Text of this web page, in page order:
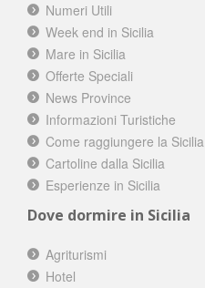
Numeri Utili
Week end in Sicilia
Mare in Sicilia
Offerte Speciali
News Province
Informazioni Turistiche
Come raggiungere la Sicilia
Cartoline dalla Sicilia
Esperienze in Sicilia
Dove dormire in Sicilia
Agriturismi
Hotel